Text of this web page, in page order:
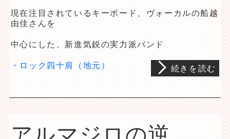
現在注目されているキーボード、ヴォーカルの船越
由佳さんを
中心にした、新進気鋭の実力派バンド
・ロック四十肩（地元）
続きを読む